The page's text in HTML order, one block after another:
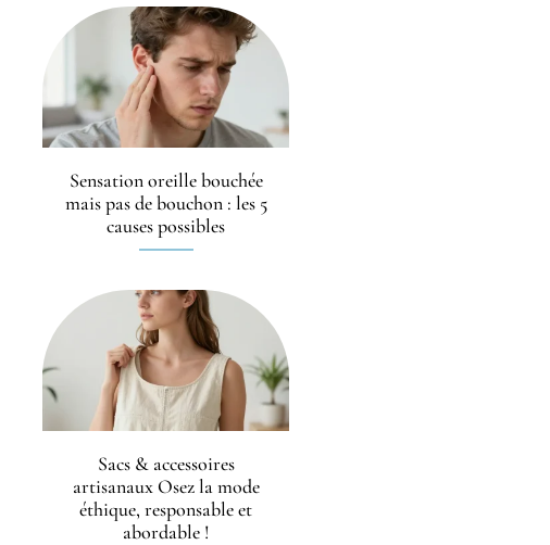
Sensation oreille bouchée
mais pas de bouchon : les 5
causes possibles
Sacs & accessoires
artisanaux Osez la mode
éthique, responsable et
abordable !